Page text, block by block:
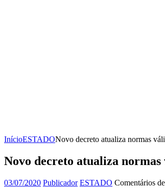
InícioESTADONovo decreto atualiza normas
Novo decreto atualiza normas
03/07/2020 Publicador ESTADO Comentários